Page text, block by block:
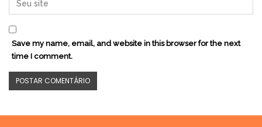
Save my name, email, and website in this browser for the next
time I comment.